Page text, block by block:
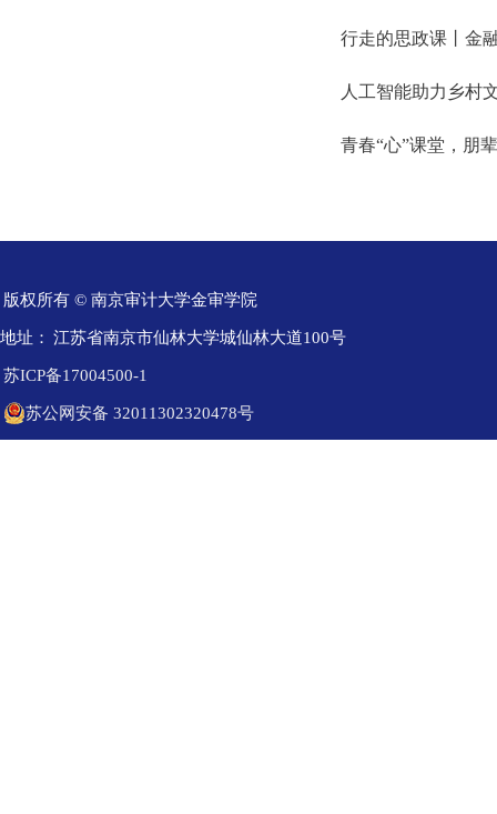
行走的思政课丨金
人工智能助力乡村
青春“心”课堂，朋
版权所有 © 南京审计大学金审学院
地址： 江苏省南京市仙林大学城仙林大道100号
苏ICP备17004500-1
苏公网安备 32011302320478号